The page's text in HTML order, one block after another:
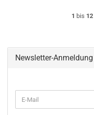
1 bis 12
Newsletter-Anmeldung
ZUR
E-
Mail